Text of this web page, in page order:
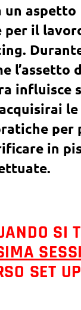
un aspetto
per il
l’assetto
influisce
le
per
in
SI
SET